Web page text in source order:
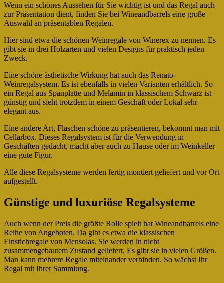
Wenn ein schönes Aussehen für Sie wichtig ist und das Regal auch
zur Präsentation dient, finden Sie bei Wineandbarrels eine große
Auswahl an präsentablen Regalen.
Hier sind etwa die schönen Weinregale von Winerex zu nennen. Es
gibt sie in drei Holzarten und vielen Designs für praktisch jeden
Zweck.
Eine schöne ästhetische Wirkung hat auch das Renato-
Weinregalsystem. Es ist ebenfalls in vielen Varianten erhältlich. So
ein Regal aus Spanplatte und Melamin in klassischem Schwarz ist
günstig und sieht trotzdem in einem Geschäft oder Lokal sehr
elegant aus.
Eine andere Art, Flaschen schöne zu präsentieren, bekommt man mit
Cellarbox. Dieses Regalsystem ist für die Verwendung in
Geschäften gedacht, macht aber auch zu Hause oder im Weinkeller
eine gute Figur.
Alle diese Regalsysteme werden fertig montiert geliefert und vor Ort
aufgestellt.
Günstige und luxuriöse Regalsysteme
Auch wenn der Preis die größte Rolle spielt hat Wineandbarrels eine
Reihe von Angeboten. Da gibt es etwa die klassischen
Einstichregale von Mensolas. Sie werden in nicht
zusammengebautem Zustand geliefert. Es gibt sie in vielen Größen.
Man kann mehrere Regale miteinander verbinden. So wächst Ihr
Regal mit Ihrer Sammlung.